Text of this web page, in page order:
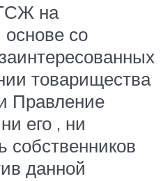
на
со
товарищества
Правление
его , ни
собственников
данной